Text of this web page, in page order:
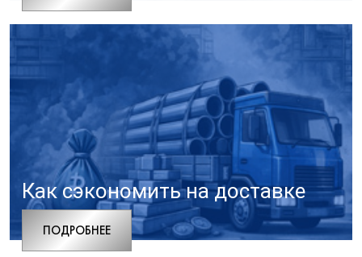
Как сэкономить на доставке
ПОДРОБНЕЕ